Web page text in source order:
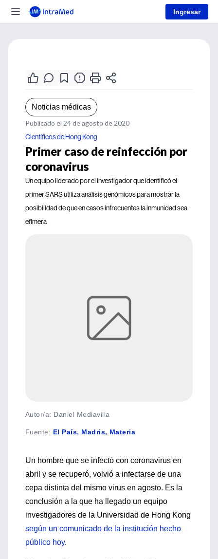
Ingresar
Noticias médicas
Publicado el 24 de agosto de 2020
Científicos de Hong Kong
Primer caso de reinfección por
coronavirus
Un equipo liderado por el investigador que identificó el
primer SARS utiliza análisis genómicos para mostrar la
posibilidad de que en casos infrecuentes la inmunidad sea
efímera
Autor/a: Daniel Mediavilla
Fuente: El País, Madris, Materia
Un hombre que se infectó con coronavirus en
abril y se recuperó, volvió a infectarse de una
cepa distinta del mismo virus en agosto. Es la
conclusión a la que ha llegado un equipo
investigadores de la Universidad de Hong Kong
según un comunicado de la institución hecho
público hoy.